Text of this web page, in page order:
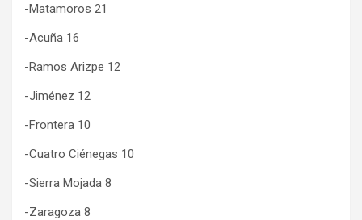
-Matamoros 21
-Acuña 16
-Ramos Arizpe 12
-Jiménez 12
-Frontera 10
-Cuatro Ciénegas 10
-Sierra Mojada 8
-Zaragoza 8